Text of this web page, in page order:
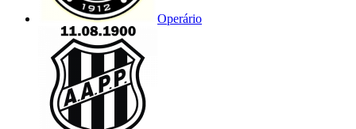
Operário